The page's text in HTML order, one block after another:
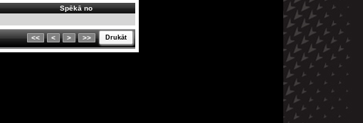
Spēkā no
Drukāt
<< < > >>